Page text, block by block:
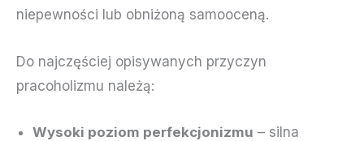
niepewności lub obniżoną samooceną.
Do najczęściej opisywanych przyczyn
pracoholizmu należą:
Wysoki poziom perfekcjonizmu – silna